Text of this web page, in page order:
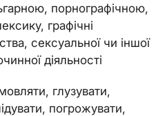
порнографічною,
графічні
сексуальної чи іншої
діяльності
глузувати,
погрожувати,